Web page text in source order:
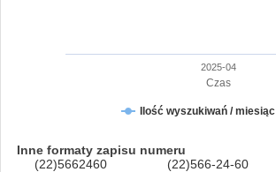
Czas
Ilość wyszukiwań / miesiąc
2025-04
Inne formaty zapisu numeru
(22)5662460
(22)566-24-60